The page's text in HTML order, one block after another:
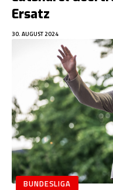
Ersatz
30. AUGUST 2024
BUNDESLIGA